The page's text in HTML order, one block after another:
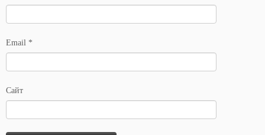
Email *
Сайт